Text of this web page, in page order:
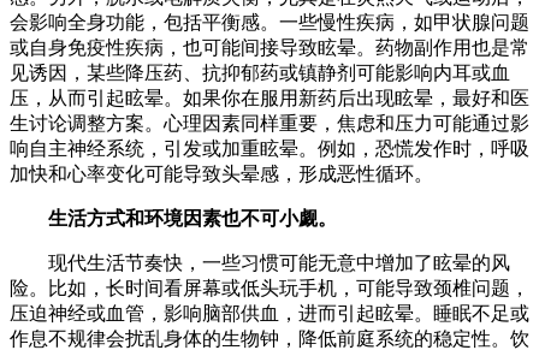
会影响全身功能，包括平衡感。一些慢性疾病，如甲状腺问题
或自身免疫性疾病，也可能间接导致眩晕。药物副作用也是常
见诱因，某些降压药、抗抑郁药或镇静剂可能影响内耳或血
压，从而引起眩晕。如果你在服用新药后出现眩晕，最好和医
生讨论调整方案。心理因素同样重要，焦虑和压力可能通过影
响自主神经系统，引发或加重眩晕。例如，恐慌发作时，呼吸
加快和心率变化可能导致头晕感，形成恶性循环。
生活方式和环境因素也不可小觑。
现代生活节奏快，一些习惯可能无意中增加了眩晕的风
险。比如，长时间看屏幕或低头玩手机，可能导致颈椎问题，
压迫神经或血管，影响脑部供血，进而引起眩晕。睡眠不足或
作息不规律会扰乱身体的生物钟，降低前庭系统的稳定性。饮